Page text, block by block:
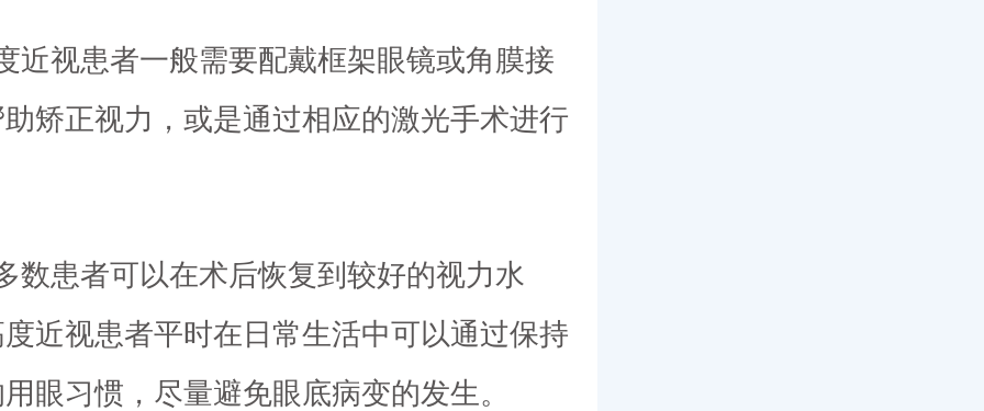
近视患者一般需要配戴框架眼镜或角膜接
矫正视力，或是通过相应的激光手术进行
数患者可以在术后恢复到较好的视力水
近视患者平时在日常生活中可以通过保持
眼习惯，尽量避免眼底病变的发生。